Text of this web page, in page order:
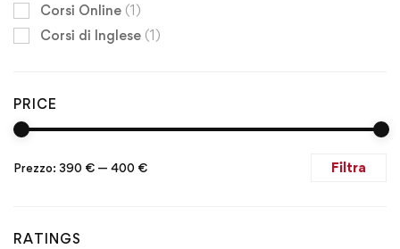
Corsi Online (1)
Corsi di Inglese (1)
PRICE
Filtra
Prezzo: 390 € — 400 €
RATINGS